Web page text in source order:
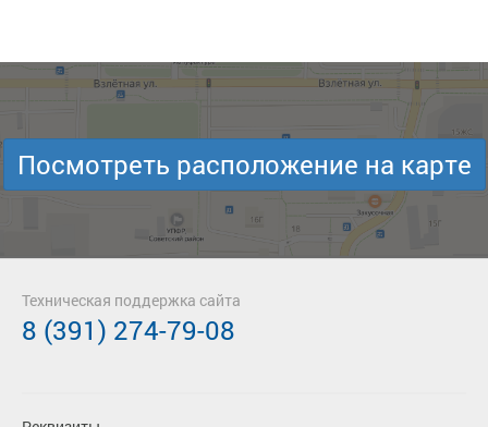
Посмотреть расположение на карте
Техническая поддержка сайта
8 (391) 274-79-08